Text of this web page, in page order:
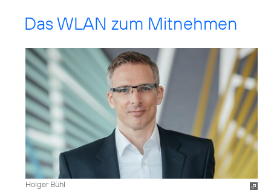
Das WLAN zum Mitnehmen
Holger Bühl